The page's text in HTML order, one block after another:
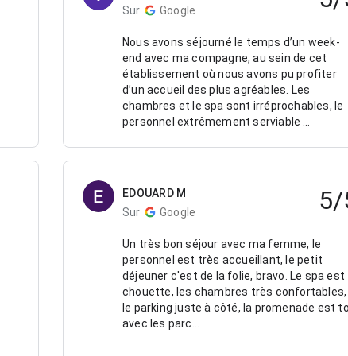
Sur Google
Nous avons séjourné le temps d’un week-
end avec ma compagne, au sein de cet
établissement où nous avons pu profiter
d’un accueil des plus agréables. Les
chambres et le spa sont irréprochables, le
personnel extrêmement serviable …
EDOUARD M
Sur
Google
Un très bon séjour avec ma femme, le
personnel est très accueillant, le petit
déjeuner c'est de la folie, bravo. Le spa est
chouette, les chambres très confortables,
le parking juste à côté, la promenade est
avec les parc...